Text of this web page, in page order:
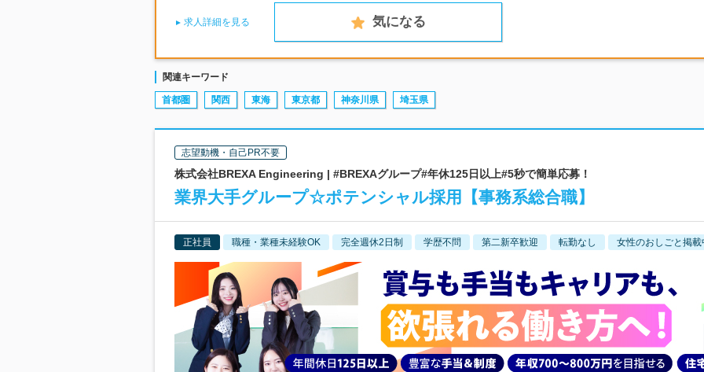
求人詳細を見る 気になる
関連キーワード
首都圏 関西 東海 東京都 神奈川県 埼玉県
志望動機・自己PR不要
株式会社BREXA Engineering | #BREXAグループ#年休125日以上#5秒で簡単応募！
業界大手グループ☆ポテンシャル採用【事務系総合職】
正社員 職種・業種未経験OK 完全週休2日制 学歴不問 第二新卒歓迎 転勤なし 女性のおしごと掲載